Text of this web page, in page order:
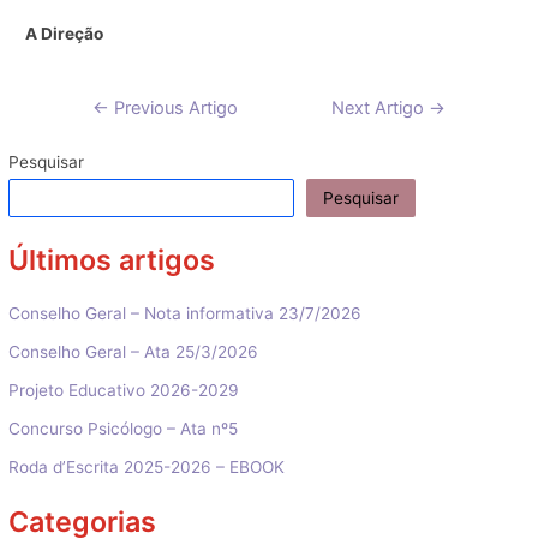
A Direção
Navegação
artigos
← Previous Artigo Next Artigo →
Pesquisar
Pesquisar
Últimos artigos
Conselho Geral – Nota informativa 23/7/2026
Conselho Geral – Ata 25/3/2026
Projeto Educativo 2026-2029
Concurso Psicólogo – Ata nº5
Roda d’Escrita 2025-2026 – EBOOK
Categorias